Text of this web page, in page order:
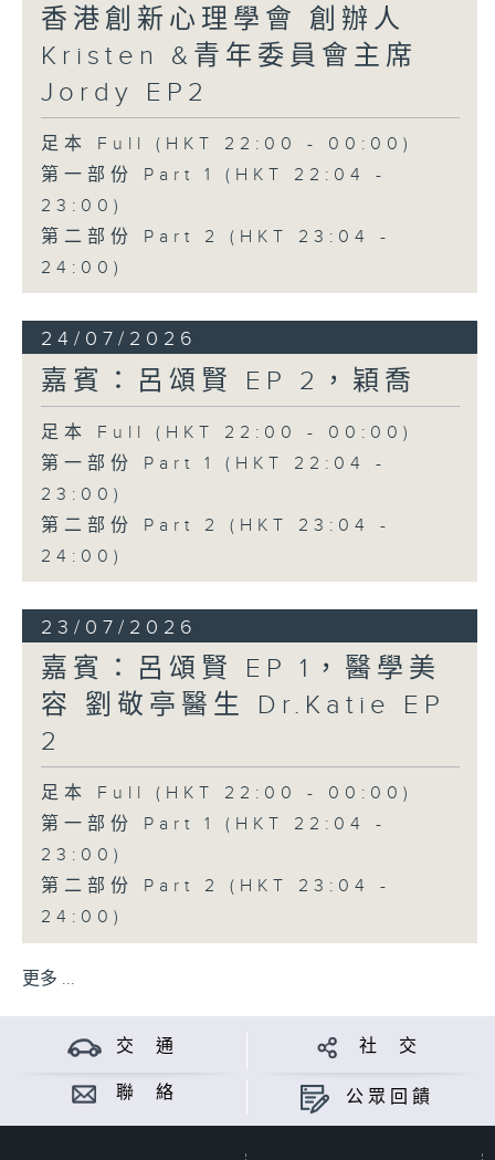
香港創新心理學會 創辦人
Kristen &青年委員會主席
Jordy EP2
足本 Full (HKT 22:00 - 00:00)
第一部份 Part 1 (HKT 22:04 -
23:00)
第二部份 Part 2 (HKT 23:04 -
24:00)
24/07/2026
嘉賓：呂頌賢 EP 2，穎喬
足本 Full (HKT 22:00 - 00:00)
第一部份 Part 1 (HKT 22:04 -
23:00)
第二部份 Part 2 (HKT 23:04 -
24:00)
23/07/2026
嘉賓：呂頌賢 EP 1，醫學美
容 劉敬亭醫生 Dr.Katie EP
2
足本 Full (HKT 22:00 - 00:00)
第一部份 Part 1 (HKT 22:04 -
23:00)
第二部份 Part 2 (HKT 23:04 -
24:00)
更多 ...
交 通 社 交
聯 絡 公眾回饋